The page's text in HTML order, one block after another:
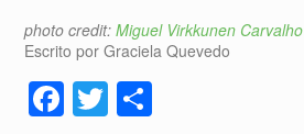
photo credit:Miguel Virkkunen Carvalho
Escrito por Graciela Quevedo
Facebook
Twitter